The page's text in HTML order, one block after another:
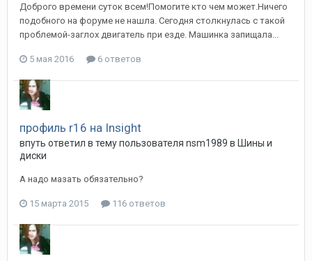
Доброго времени суток всем!Помогите кто чем может.Ничего
подобного на форуме не нашла. Сегодня столкнулась с такой
проблемой-заглох двигатель при езде. Машинка запищала...
5 мая 2016 6 ответов
профиль r16 на Insight
впуть ответил в тему пользователя nsm1989 в Шины и
диски
А надо мазать обязательно?
15 марта 2015 116 ответов